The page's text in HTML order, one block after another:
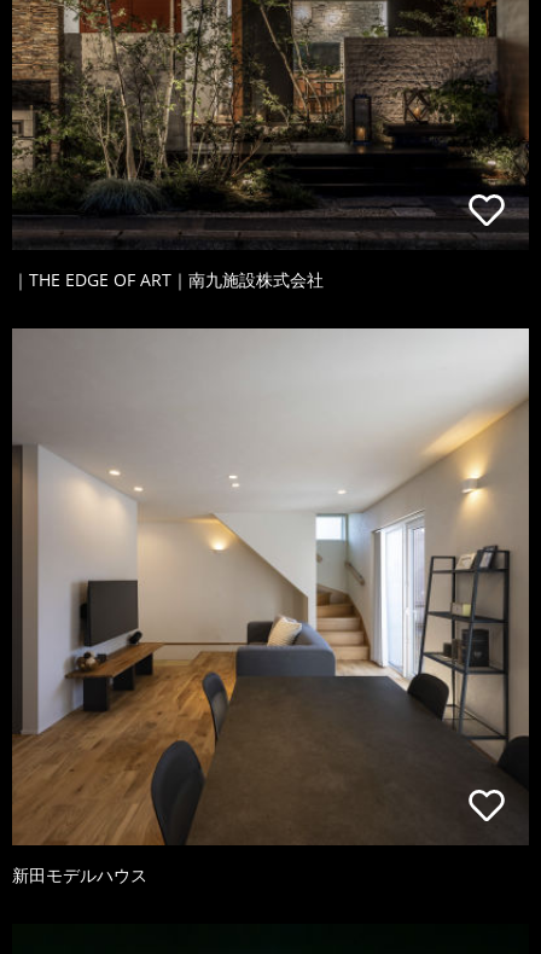
｜THE EDGE OF ART｜南九施設株式会社
新田モデルハウス